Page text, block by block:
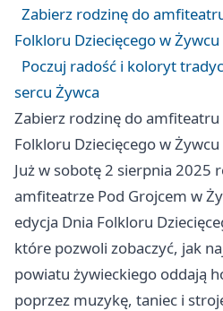
Zabierz rodzinę do
Folkloru Dziecięcego w Żywcu
Poczuj radość i koloryt
sercu Żywca
Zabierz rodzinę do amfiteatru
Folkloru Dziecięcego w Żywcu
Już w sobotę 2 sierpnia 2025
amfiteatrze Pod Grojcem w
edycja Dnia Folkloru
które pozwoli zobaczyć, jak
powiatu żywieckiego oddają
poprzez muzykę, taniec i